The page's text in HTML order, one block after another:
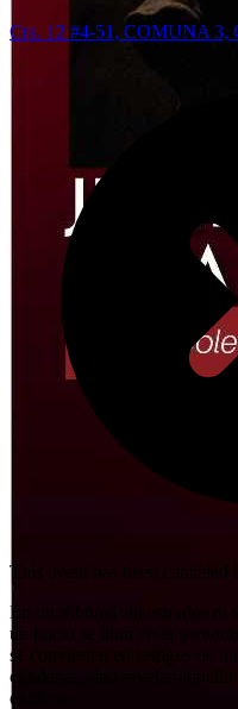
Cra. 12 #4-51, COMUNA 3,
This event has been canceled
En un tribunal sin estrados ni
un juicio se libra en la
se convierten en testigos de
condenar, sino revelar
explicar.